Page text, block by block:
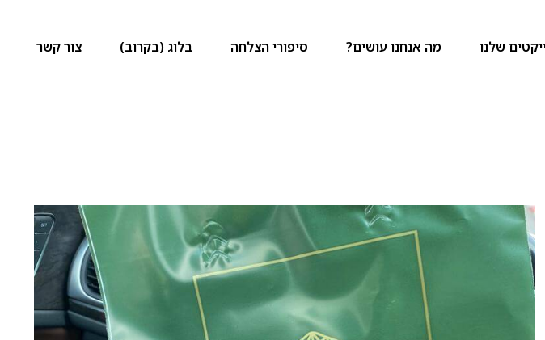
שלנו מה אנחנו עושים? סיפורי הצלחה בלוג (בקרוב) צור קשר